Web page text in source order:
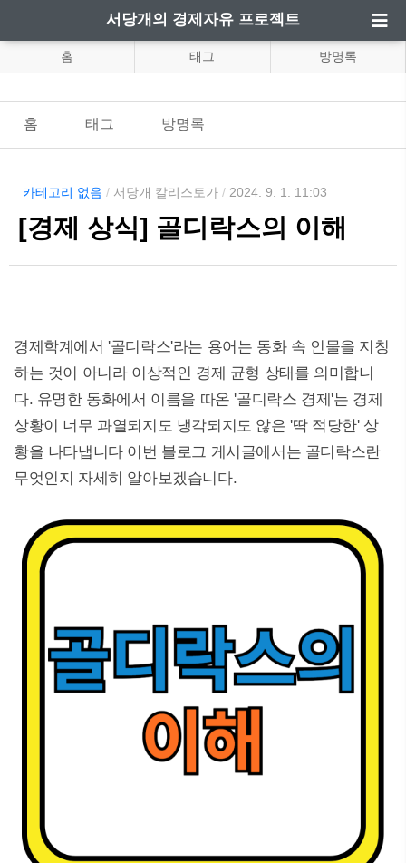
서당개의 경제자유 프로젝트
홈 태그 방명록
홈 태그 방명록
카테고리 없음 / 서당개 칼리스토가 / 2024. 9. 1. 11:03
[경제 상식] 골디락스의 이해
경제학계에서 '골디락스'라는 용어는 동화 속 인물을 지칭
하는 것이 아니라 이상적인 경제 균형 상태를 의미합니
다. 유명한 동화에서 이름을 따온 '골디락스 경제'는 경제
상황이 너무 과열되지도 냉각되지도 않은 '딱 적당한' 상
황을 나타냅니다 이번 블로그 게시글에서는 골디락스란
무엇인지 자세히 알아보겠습니다.